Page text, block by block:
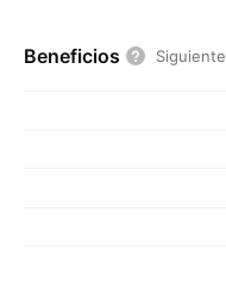
Beneficios Siguiente